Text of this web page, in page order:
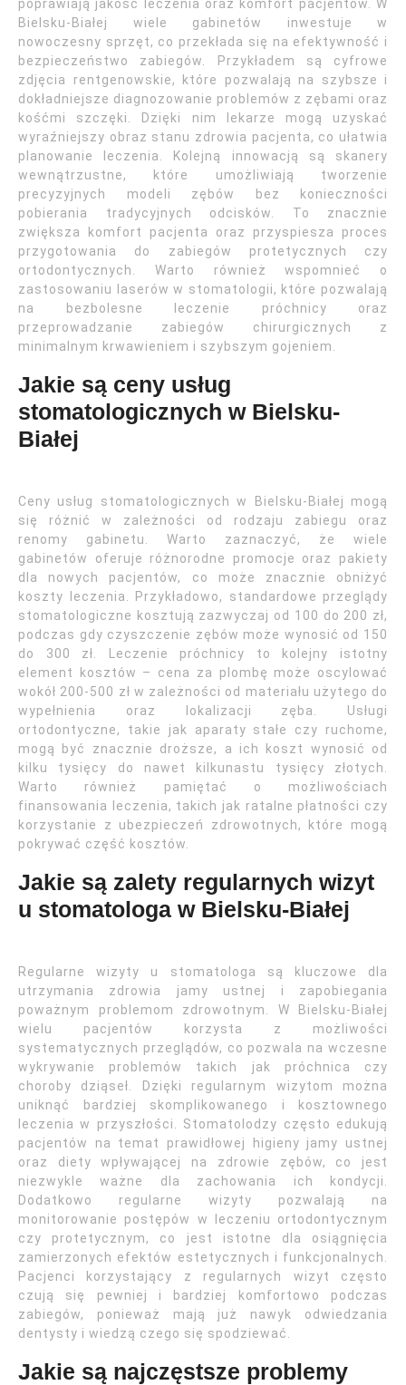
poprawiają jakość leczenia oraz komfort pacjentów. W
Bielsku-Białej wiele gabinetów inwestuje w
nowoczesny sprzęt, co przekłada się na efektywność i
bezpieczeństwo zabiegów. Przykładem są cyfrowe
zdjęcia rentgenowskie, które pozwalają na szybsze i
dokładniejsze diagnozowanie problemów z zębami oraz
kośćmi szczęki. Dzięki nim lekarze mogą uzyskać
wyraźniejszy obraz stanu zdrowia pacjenta, co ułatwia
planowanie leczenia. Kolejną innowacją są skanery
wewnątrzustne, które umożliwiają tworzenie
precyzyjnych modeli zębów bez konieczności
pobierania tradycyjnych odcisków. To znacznie
zwiększa komfort pacjenta oraz przyspiesza proces
przygotowania do zabiegów protetycznych czy
ortodontycznych. Warto również wspomnieć o
zastosowaniu laserów w stomatologii, które pozwalają
na bezbolesne leczenie próchnicy oraz
przeprowadzanie zabiegów chirurgicznych z
minimalnym krwawieniem i szybszym gojeniem.
Jakie są ceny usług
stomatologicznych w Bielsku-
Białej
Ceny usług stomatologicznych w Bielsku-Białej mogą
się różnić w zależności od rodzaju zabiegu oraz
renomy gabinetu. Warto zaznaczyć, że wiele
gabinetów oferuje różnorodne promocje oraz pakiety
dla nowych pacjentów, co może znacznie obniżyć
koszty leczenia. Przykładowo, standardowe przeglądy
stomatologiczne kosztują zazwyczaj od 100 do 200 zł,
podczas gdy czyszczenie zębów może wynosić od 150
do 300 zł. Leczenie próchnicy to kolejny istotny
element kosztów – cena za plombę może oscylować
wokół 200-500 zł w zależności od materiału użytego do
wypełnienia oraz lokalizacji zęba. Usługi
ortodontyczne, takie jak aparaty stałe czy ruchome,
mogą być znacznie droższe, a ich koszt wynosić od
kilku tysięcy do nawet kilkunastu tysięcy złotych.
Warto również pamiętać o możliwościach
finansowania leczenia, takich jak ratalne płatności czy
korzystanie z ubezpieczeń zdrowotnych, które mogą
pokrywać część kosztów.
Jakie są zalety regularnych wizyt
u stomatologa w Bielsku-Białej
Regularne wizyty u stomatologa są kluczowe dla
utrzymania zdrowia jamy ustnej i zapobiegania
poważnym problemom zdrowotnym. W Bielsku-Białej
wielu pacjentów korzysta z możliwości
systematycznych przeglądów, co pozwala na wczesne
wykrywanie problemów takich jak próchnica czy
choroby dziąseł. Dzięki regularnym wizytom można
uniknąć bardziej skomplikowanego i kosztownego
leczenia w przyszłości. Stomatolodzy często edukują
pacjentów na temat prawidłowej higieny jamy ustnej
oraz diety wpływającej na zdrowie zębów, co jest
niezwykle ważne dla zachowania ich kondycji.
Dodatkowo regularne wizyty pozwalają na
monitorowanie postępów w leczeniu ortodontycznym
czy protetycznym, co jest istotne dla osiągnięcia
zamierzonych efektów estetycznych i funkcjonalnych.
Pacjenci korzystający z regularnych wizyt często
czują się pewniej i bardziej komfortowo podczas
zabiegów, ponieważ mają już nawyk odwiedzania
dentysty i wiedzą czego się spodziewać.
Jakie są najczęstsze problemy